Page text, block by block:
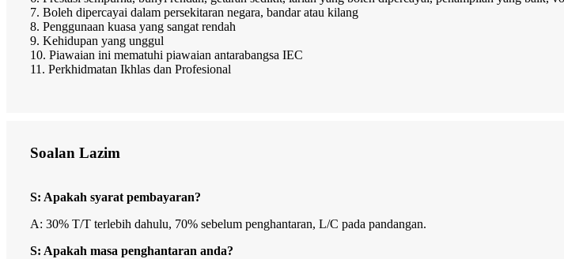
7. Boleh dipercayai dalam persekitaran negara, bandar atau kilang
8. Penggunaan kuasa yang sangat rendah
9. Kehidupan yang unggul
10. Piawaian ini mematuhi piawaian antarabangsa IEC
11. Perkhidmatan Ikhlas dan Profesional
Soalan Lazim
S: Apakah syarat pembayaran?
A: 30% T/T terlebih dahulu, 70% sebelum penghantaran, L/C pada pandangan.
S: Apakah masa penghantaran anda?